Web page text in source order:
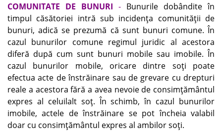
COMUNITATE DE BUNURI - Bunurile dobândite în
timpul căsătoriei intră sub incidenţa comunităţii de
bunuri, adică se prezumă că sunt bunuri comune. În
cazul bunurilor comune regimul juridic al acestora
diferă după cum sunt bunuri mobile sau imobile. În
cazul bunurilor mobile, oricare dintre soţi poate
efectua acte de înstrăinare sau de grevare cu drepturi
reale a acestora fără a avea nevoie de consimţământul
expres al celuilalt soţ. În schimb, în cazul bunurilor
imobile, actele de înstrăinare se pot încheia valabil
doar cu consimţământul expres al ambilor soţi.